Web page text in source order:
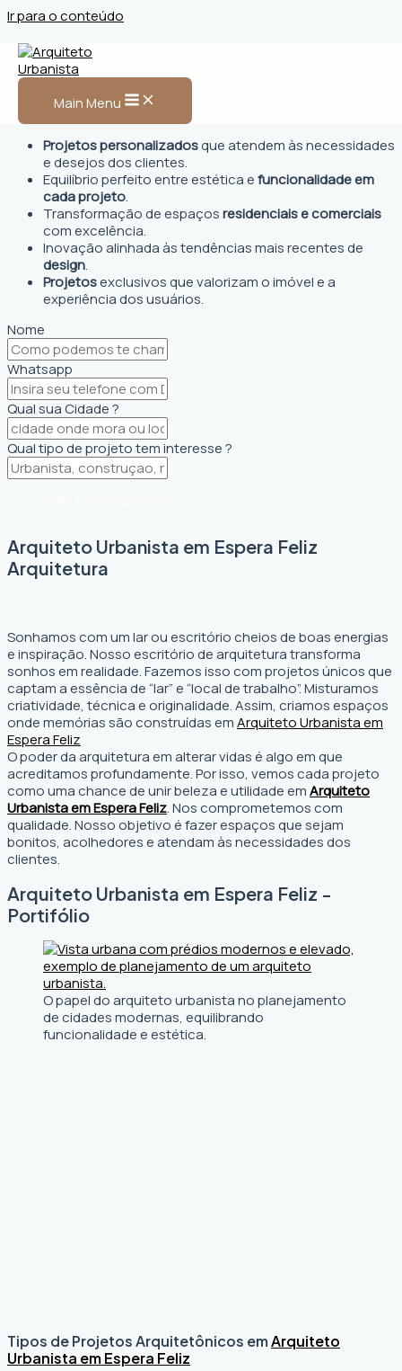
Ir para o conteúdo
Main Menu
Arquiteto Urbanista em
Espera Feliz
Projetos personalizadosque atendem às necessidades
e desejos dos clientes.
Equilíbrio perfeito entre estética efuncionalidade em
cada projeto.
Transformação de espaçosresidenciais e comerciais
com excelência.
Inovação alinhada às tendências mais recentes de
design.
Projetosexclusivos que valorizam o imóvel e a
experiência dos usuários.
Nome
Whatsapp
Qual sua Cidade ?
Qual tipo de projeto tem interesse ?
Arquiteto Urbanista em Espera Feliz
Arquitetura
Sonhamos com um lar ou escritório cheios de boas energias
e inspiração. Nosso escritório de arquitetura transforma
sonhos em realidade. Fazemos isso com projetos únicos que
captam a essência de “lar” e “local de trabalho”. Misturamos
criatividade, técnica e originalidade. Assim, criamos espaços
onde memórias são construídas emArquiteto Urbanista em
Espera Feliz
O poder da arquitetura em alterar vidas é algo em que
acreditamos profundamente. Por isso, vemos cada projeto
como uma chance de unir beleza e utilidade emArquiteto
Urbanista em Espera Feliz. Nos comprometemos com
qualidade. Nosso objetivo é fazer espaços que sejam
bonitos, acolhedores e atendam às necessidades dos
clientes.
Arquiteto Urbanista em Espera Feliz -
Portifólio
O papel do arquiteto urbanista no planejamento
de cidades modernas, equilibrando
funcionalidade e estética.
Tipos de Projetos Arquitetônicos emArquiteto
Urbanista em Espera Feliz